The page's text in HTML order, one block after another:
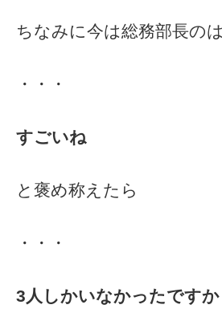
ちなみに今は総務部長の
・・・
すごいね
と褒め称えたら
・・・
3人しかいなかったですか